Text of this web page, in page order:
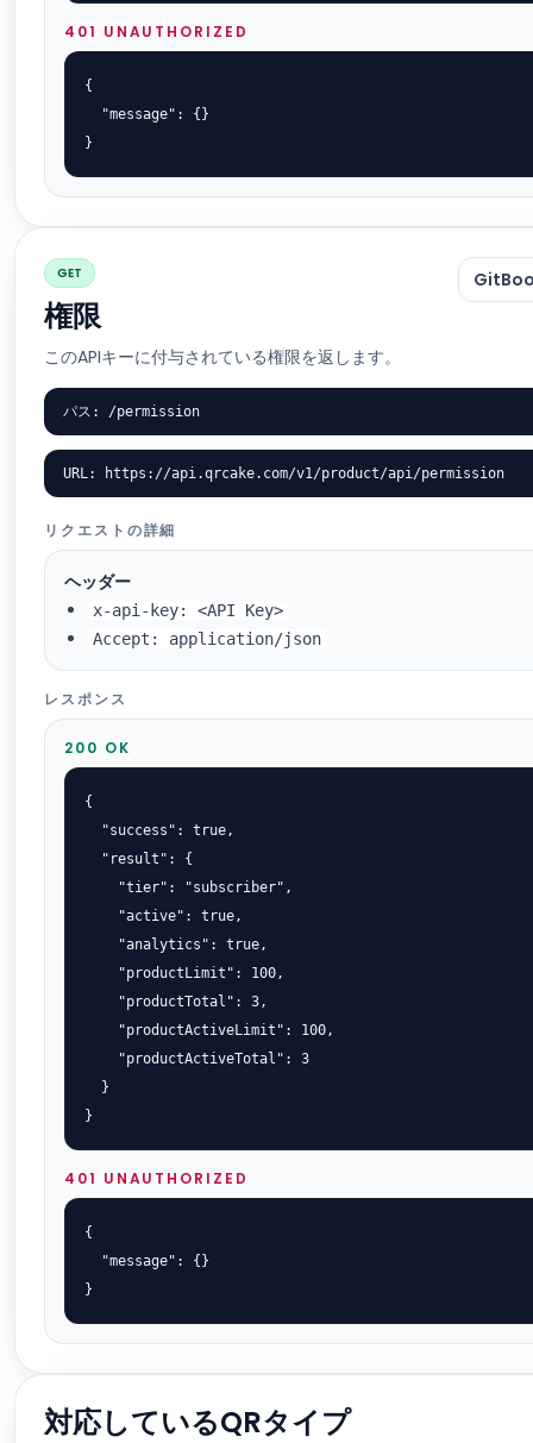
401 UNAUTHORIZED
{
  "message": {}
}
GET
権限
このAPIキーに付与されている権限を返します。
パス: /permission
URL: https://api.qrcake.com/v1/product/api/permission
リクエストの詳細
ヘッダー
x-api-key: <API Key>
Accept: application/json
レスポンス
200 OK
{
  "success": true,
  "result": {
    "tier": "subscriber",
    "active": true,
    "analytics": true,
    "productLimit": 100,
    "productTotal": 3,
    "productActiveLimit": 100,
    "productActiveTotal": 3
  }
}
401 UNAUTHORIZED
{
  "message": {}
}
対応しているQRタイプ